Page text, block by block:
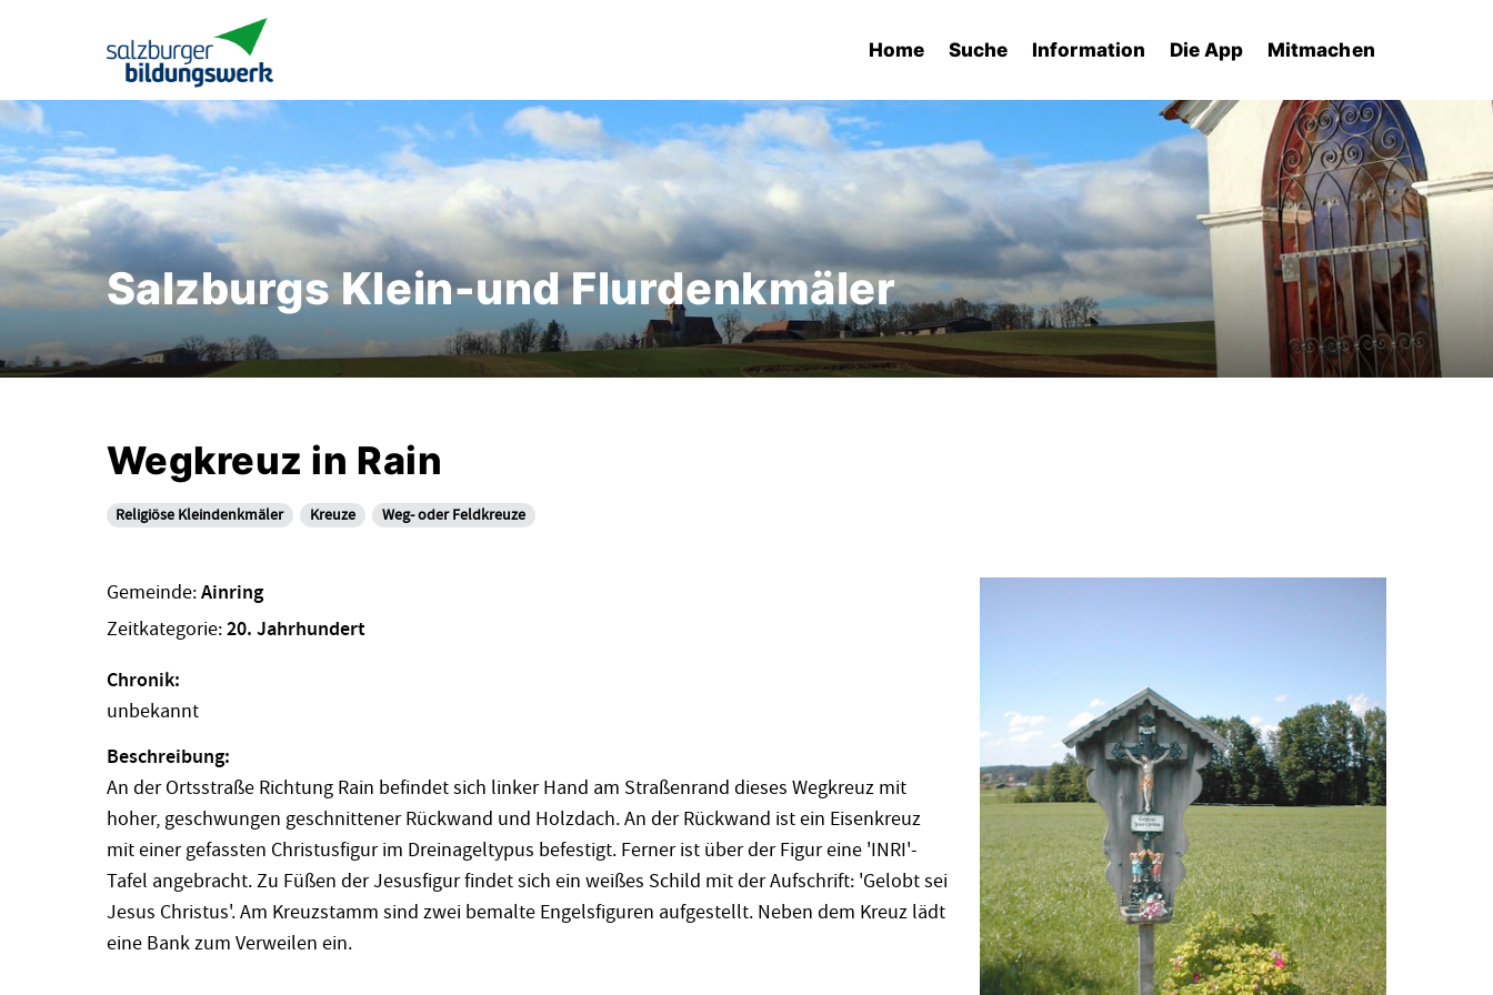
Home Suche Information Die App Mitmachen
Salzburgs Klein-und Flurdenkmäler
Wegkreuz in Rain
Religiöse Kleindenkmäler Kreuze Weg- oder Feldkreuze
Gemeinde:Ainring
Zeitkategorie:20. Jahrhundert
Chronik:
unbekannt
Beschreibung:
An der Ortsstraße Richtung Rain befindet sich linker Hand am Straßenrand dieses Wegkreuz mit
hoher, geschwungen geschnittener Rückwand und Holzdach. An der Rückwand ist ein Eisenkreuz
mit einer gefassten Christusfigur im Dreinageltypus befestigt. Ferner ist über der Figur eine 'INRI'-
Tafel angebracht. Zu Füßen der Jesusfigur findet sich ein weißes Schild mit der Aufschrift: 'Gelobt sei
Jesus Christus'. Am Kreuzstamm sind zwei bemalte Engelsfiguren aufgestellt. Neben dem Kreuz lädt
eine Bank zum Verweilen ein.